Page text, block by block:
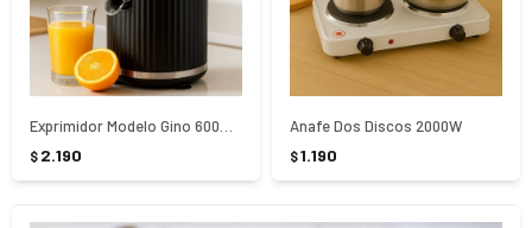
$ 2.190
Anafe Dos Discos 2000W
$1.190